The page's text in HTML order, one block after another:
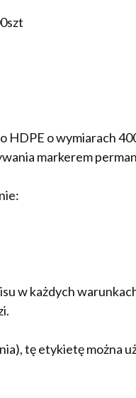
o wymiarach
markerem
w każdych
tę etykietę można